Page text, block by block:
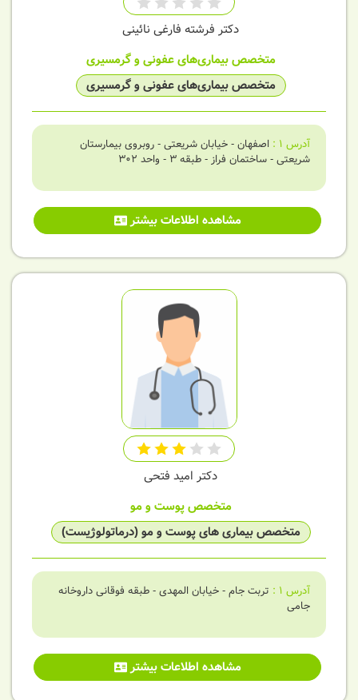
دکتر فرشته فارغی نائینی
متخصص بیماری‌های عفونی و گرمسیری
متخصص بیماری‌های عفونی و گرمسیری
آدرس 1
: اصفهان - خیابان شریعتی - روبروی بیمارستان
شریعتی - ساختمان فراز - طبقه 3 - واحد 302
مشاهده اطلاعات بیشتر
دکتر امید فتحی
متخصص پوست و مو
متخصص بیماری های پوست و مو (درماتولوژیست)
آدرس 1
: تربت جام - خیابان المهدی - طبقه فوقانی داروخانه
جامی
مشاهده اطلاعات بیشتر